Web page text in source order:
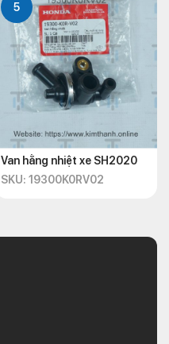
5
Van hằng nhiệt xe SH2020
SKU: 19300K0RV02